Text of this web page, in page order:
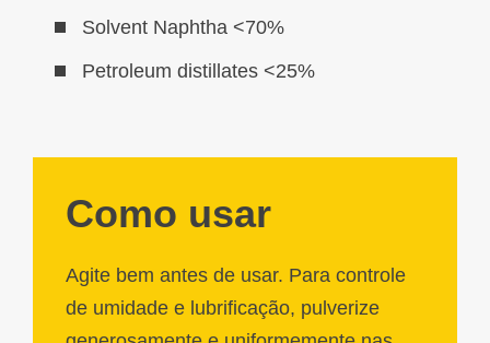
Solvent Naphtha <70%
Petroleum distillates <25%
Como usar
Agite bem antes de usar. Para controle
de umidade e lubrificação, pulverize